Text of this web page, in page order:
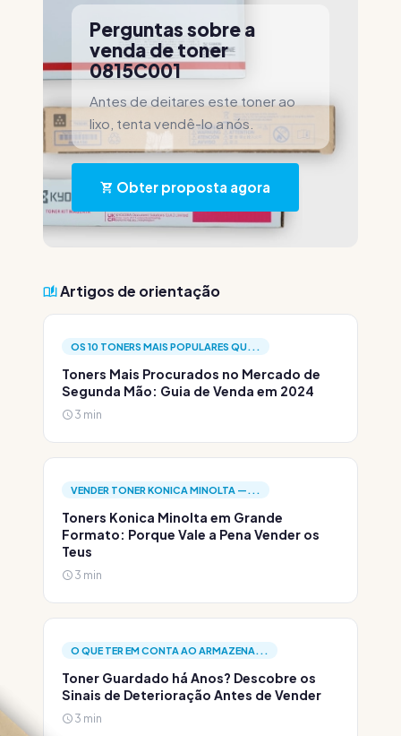
Perguntas sobre a
venda de toner
0815C001
Antes de deitares este toner ao
lixo, tenta vendê-lo a nós.
Obter proposta agora
Artigos de orientação
OS 10 TONERS MAIS POPULARES QU...
Toners Mais Procurados no Mercado de
Segunda Mão: Guia de Venda em 2024
3 min
VENDER TONER KONICA MINOLTA —...
Toners Konica Minolta em Grande
Formato: Porque Vale a Pena Vender os
Teus
3 min
O QUE TER EM CONTA AO ARMAZENA...
Toner Guardado há Anos? Descobre os
Sinais de Deterioração Antes de Vender
3 min